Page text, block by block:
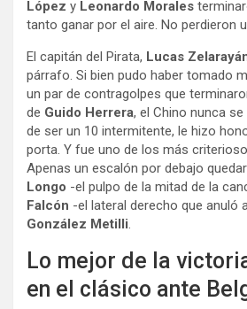
López y Leonardo Morales
tanto ganar por el aire. No perdieron
El capitán del Pirata, Lucas
párrafo. Si bien pudo haber tomado
un par de contragolpes que
de Guido Herrera, el Chino nunca
de ser un 10 intermitente, le hizo
porta. Y fue uno de los más
Apenas un escalón por debajo
Longo -el pulpo de la mitad de la
Falcón -el lateral derecho que anuló
González Metilli
Lo mejor de la
en el clásico ante